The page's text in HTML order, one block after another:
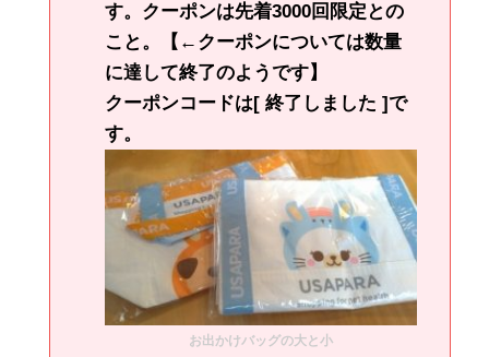
す。クーポンは先着3000回限定との
こと。【←クーポンについては数量
に達して終了のようです】
クーポンコードは[ 終了しました ]で
す。
お出かけバッグの大と小